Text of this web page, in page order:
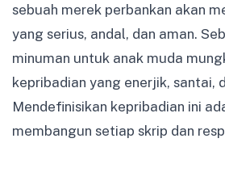
sebuah merek perbankan akan
yang serius, andal, dan aman.
minuman untuk anak muda
kepribadian yang enerjik, santai,
Mendefinisikan kepribadian ini
membangun setiap skrip dan